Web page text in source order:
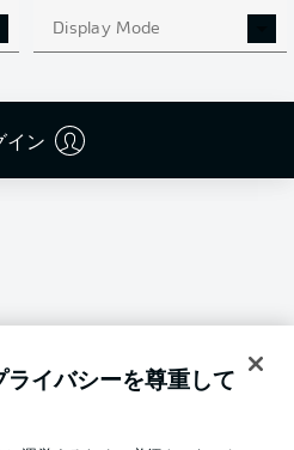
Display Mode
イン
イバシーを尊重して